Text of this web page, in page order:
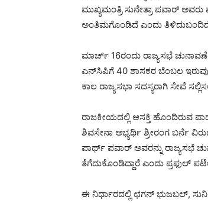
ಮುಖ್ಯಮಂತ್ರಿ ಸುನೇತ್ರಾ ಪವಾರ್
ಅಂತಿಮಗೊಂಡಿದೆ ಎಂದು
ಮಾರ್ಚ್ 16ರಂದು ರಾಜ್ಯಸಭೆ
ಎನ್‌ಸಿಪಿಗೆ 40 ಶಾಸಕರ ಬೆಂಬಲ
ಕಾಲ ರಾಜ್ಯಸಭಾ ಸದಸ್ಯರಾಗಿ ಸೇವೆ
ರಾಜಕೀಯದಲ್ಲಿ ಆಸಕ್ತಿ ಹೊಂದಿರುವ
ಶಿವಸೇನಾ ಅಭ್ಯರ್ಥಿ ಶ್ರೀರಂಗ ಬರ್ನೆ
ಪಾರ್ಥ್ ಪವಾರ್ ಅವರನ್ನು ರಾಜ್ಯಸಭೆ
ತೆಗೆದುಕೊಂಡಿದ್ದಾರೆ ಎಂದು ಪ್ರಫುಲ್
ಈ ನಿರ್ಧಾರದಲ್ಲಿ ಛಗನ್ ಭುಜಬಲ್,